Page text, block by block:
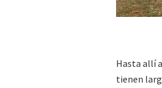
Hasta allí
tienen